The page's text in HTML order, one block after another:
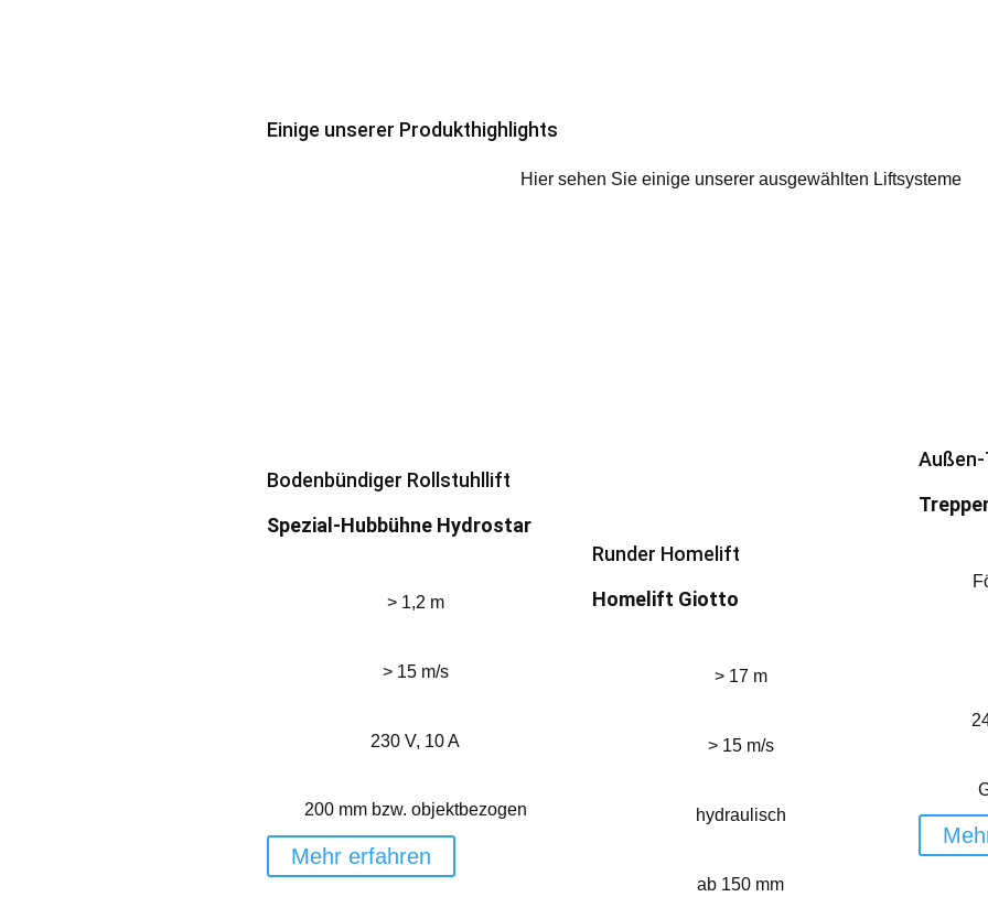
Einige unserer Produkthighlights
Hier sehen Sie einige unserer ausgewählten Liftsysteme
Bodenbündiger Rollstuhllift
Spezial-Hubbühne Hydrostar
> 1,2 m
> 15 m/s
230 V, 10 A
200 mm bzw. objektbezogen
Mehr erfahren
Runder Homelift
Homelift Giotto
> 17 m
> 15 m/s
hydraulisch
ab 150 mm
Außen-